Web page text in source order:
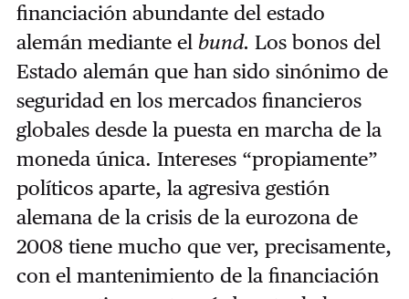
financiación abundante del estado
alemán mediante el bund. Los bonos del
Estado alemán que han sido sinónimo de
seguridad en los mercados financieros
globales desde la puesta en marcha de la
moneda única. Intereses “propiamente”
políticos aparte, la agresiva gestión
alemana de la crisis de la eurozona de
2008 tiene mucho que ver, precisamente,
con el mantenimiento de la financiación